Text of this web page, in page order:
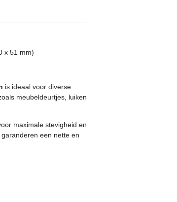
x 51 mm)
is ideaal voor diverse
meubeldeurtjes, luiken
maximale stevigheid en
garanderen een nette en